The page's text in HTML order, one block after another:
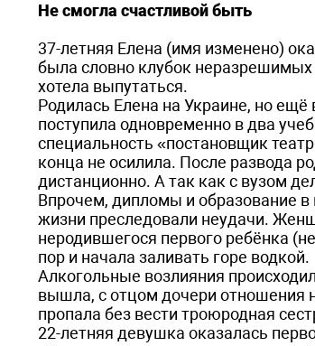
Не смогла счастливой быть
37-летняя Елена (имя изменено)
была словно клубок
хотела выпутаться.
Родилась Елена на Украине, но
поступила одновременно в два
специальность «постановщик
конца не осилила. После развода
дистанционно. А так как с вузом
Впрочем, дипломы и образование в
жизни преследовали неудачи.
неродившегося первого ребёнка
пор и начала заливать горе водкой.
Алкогольные возлияния
вышла, с отцом дочери отношения
пропала без вести троюродная
22-летняя девушка оказалась